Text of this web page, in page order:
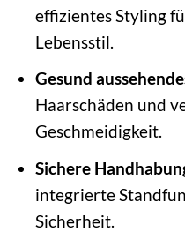
effizientes Styling
Lebensstil.
Gesund
Haarschäden und
Geschmeidigkeit.
Sichere
integrierte
Sicherheit.